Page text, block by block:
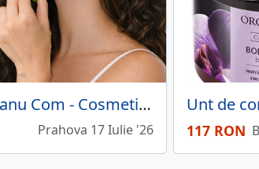
Pietranu Com - Cosmetice naturale certificate.
Prahova 17 Iulie '26 117 RON